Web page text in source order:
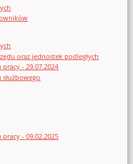
oraz jednostek podległych
- 29.07.2024
- 09.02.2025